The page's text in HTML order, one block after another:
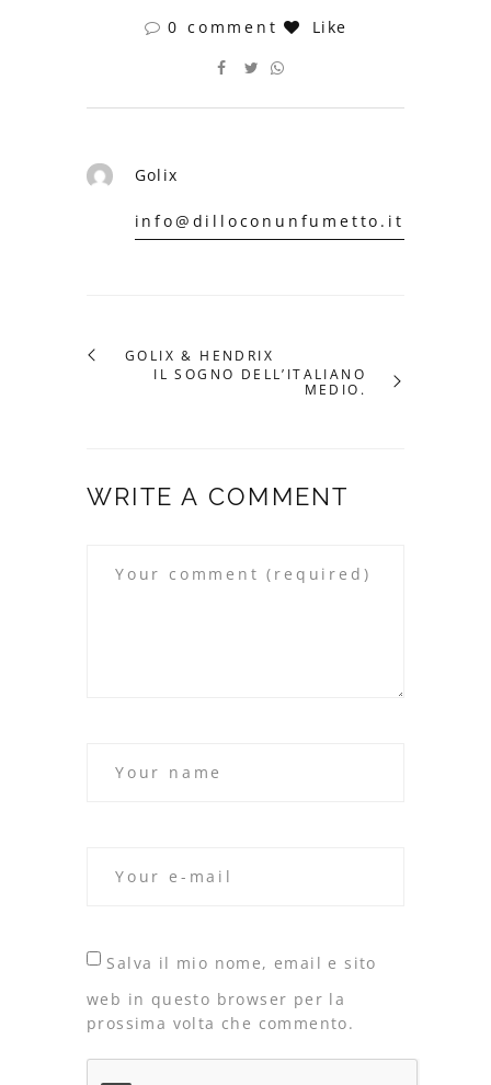
0 comment Like
Golix
info@dilloconunfumetto.it
GOLIX & HENDRIX
IL SOGNO DELL’ITALIANO
MEDIO.
WRITE A COMMENT
Salva il mio nome, email e sito
web in questo browser per la
prossima volta che commento.